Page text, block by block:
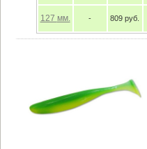
127 мм. - 809 руб.